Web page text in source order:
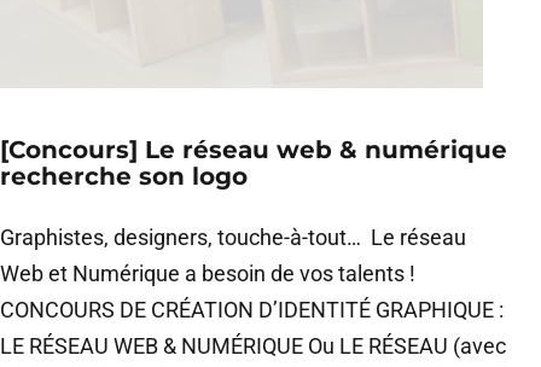
[Concours] Le réseau web & numérique
recherche son logo
Graphistes, designers, touche-à-tout… Le réseau
Web et Numérique a besoin de vos talents !
CONCOURS DE CRÉATION D’IDENTITÉ GRAPHIQUE :
LE RÉSEAU WEB & NUMÉRIQUE Ou LE RÉSEAU (avec